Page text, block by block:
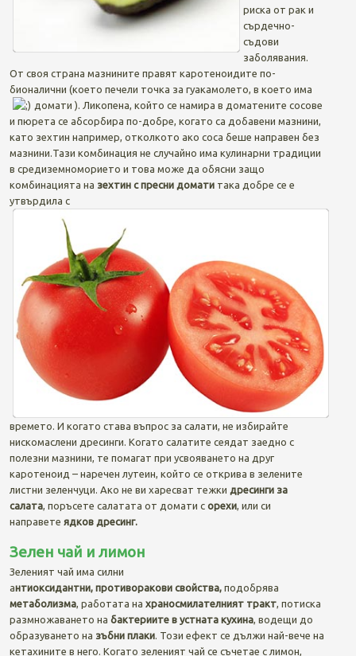
риска от рак и
сърдечно-
съдови
заболявания.
От своя страна мазнините правят каротеноидите по-
бионалични (което печели точка за гуакамолето, в което има
домати ). Ликопена, който се намира в доматените сосове
и пюрета се абсорбира по-добре, когато са добавени мазнини,
като зехтин например, отколкото ако соса беше направен без
мазнини.Тази комбинация не случайно има кулинарни традиции
в средиземноморието и това може да обясни защо
комбинацията на зехтин с пресни доматитака добре се е
утвърдила с
времето. И когато става въпрос за салати, не избирайте
нискомаслени дресинги. Когато салатите сеядат заедно с
полезни мазнини, те помагат при усвояването на друг
каротеноид – наречен лутеин, който се открива в зелените
листни зеленчуци. Ако не ви харесват тежки дресинги за
салата, поръсете салатата от домати с орехи, или си
направете ядков дресинг.
Зелен чай и лимон
Зеленият чай има силни
антиоксидантни, противоракови свойства,подобрява
метаболизма, работата на храносмилателният тракт, потиска
размножаването на бактериите в устната кухина, водещи до
образуването на зъбни плаки. Този ефект се дължи най-вече на
кетахините в него. Когато зеленият чай се съчетае с лимон,